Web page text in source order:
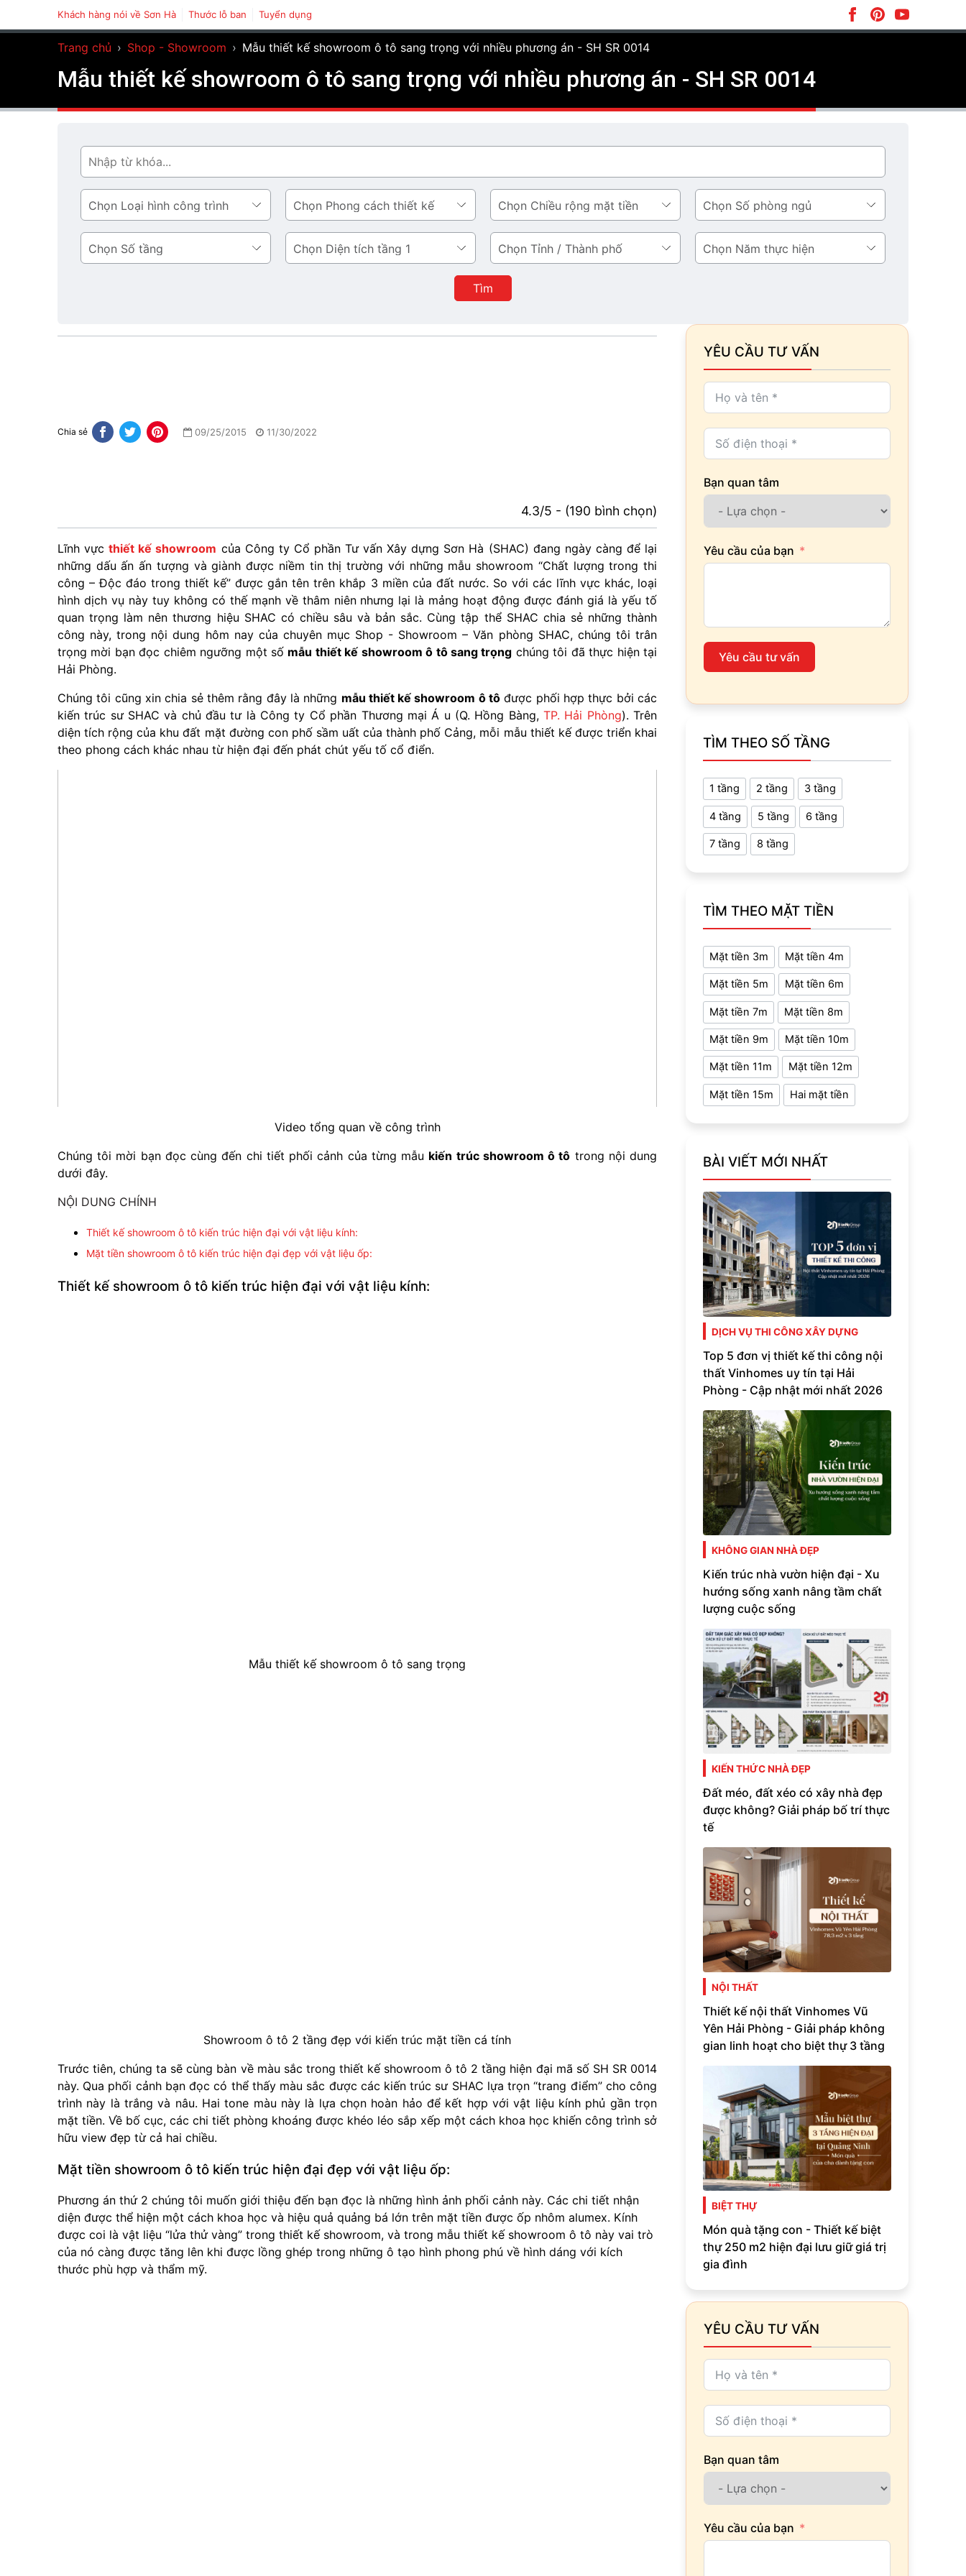
Khách hàng nói về Sơn Hà Thước lỗ ban Tuyển dụng
Trang chủ › Shop - Showroom › Mẫu thiết kế showroom ô tô sang trọng với nhiều phương án - SH SR 0014
Mẫu thiết kế showroom ô tô sang trọng với nhiều phương án - SH SR 0014
Tìm
Loại
hình
công
trình
Phong
cách
thiết
kế
Chiều
rộng
mặt
tiền
Số
phòng
ngủ
Số
tầng
Diện
tích
Tỉnh
/
Thành
phố
Năm
thực
Tìm
Chia sẻ 09/25/2015 11/30/2022
4.3/5 - (190 bình chọn)
Lĩnh vựcthiết kế showroom của Công ty Cổ phần Tư vấn Xây dựng Sơn Hà (SHAC) đang ngày càng để lại
những dấu ấn ấn tượng và giành được niềm tin thị trường với những mẫu showroom “Chất lượng trong thi
công – Độc đáo trong thiết kế” được gắn tên trên khắp 3 miền của đất nước. So với các lĩnh vực khác, loại
hình dịch vụ này tuy không có thế mạnh về thâm niên nhưng lại là mảng hoạt động được đánh giá là yếu tố
quan trọng làm nên thương hiệu SHAC có chiều sâu và bản sắc. Cùng tập thể SHAC chia sẻ những thành
công này, trong nội dung hôm nay của chuyên mục Shop - Showroom – Văn phòng SHAC, chúng tôi trân
trọng mời bạn đọc chiêm ngưỡng một số mẫu thiết kế showroom ô tô sang trọng chúng tôi đã thực hiện tại
Hải Phòng.
Chúng tôi cũng xin chia sẻ thêm rằng đây là những mẫu thiết kế showroom ô tô được phối hợp thực bởi các
kiến trúc sư SHAC và chủ đầu tư là Công ty Cổ phần Thương mại Á u (Q. Hồng Bàng, TP. Hải Phòng). Trên
diện tích rộng của khu đất mặt đường con phố sầm uất của thành phố Cảng, mỗi mẫu thiết kế được triển khai
theo phong cách khác nhau từ hiện đại đến phát chút yếu tố cổ điển.
Video tổng quan về công trình
Chúng tôi mời bạn đọc cùng đến chi tiết phối cảnh của từng mẫu kiến trúc showroom ô tô trong nội dung
dưới đây.
NỘI DUNG CHÍNH
Thiết kế showroom ô tô kiến trúc hiện đại với vật liệu kính:
Mặt tiền showroom ô tô kiến trúc hiện đại đẹp với vật liệu ốp:
Thiết kế showroom ô tô kiến trúc hiện đại với vật liệu kính:
Mẫu thiết kế showroom ô tô sang trọng
Showroom ô tô 2 tầng đẹp với kiến trúc mặt tiền cá tính
Trước tiên, chúng ta sẽ cùng bàn về màu sắc trong thiết kế showroom ô tô 2 tầng hiện đại mã số SH SR 0014
này. Qua phối cảnh bạn đọc có thể thấy màu sắc được các kiến trúc sư SHAC lựa trọn “trang điểm” cho công
trình này là trắng và nâu. Hai tone màu này là lựa chọn hoàn hảo để kết hợp với vật liệu kính phủ gần trọn
mặt tiền. Về bố cục, các chi tiết phòng khoáng được khéo léo sắp xếp một cách khoa học khiến công trình sở
hữu view đẹp từ cả hai chiều.
Mặt tiền showroom ô tô kiến trúc hiện đại đẹp với vật liệu ốp:
Phương án thứ 2 chúng tôi muốn giới thiệu đến bạn đọc là những hình ảnh phối cảnh này. Các chi tiết nhận
diện được thể hiện một cách khoa học và hiệu quả quảng bá lớn trên mặt tiền được ốp nhôm alumex. Kính
được coi là vật liệu “lửa thử vàng” trong thiết kế showroom, và trong mẫu thiết kế showroom ô tô này vai trò
của nó càng được tăng lên khi được lồng ghép trong những ô tạo hình phong phú về hình dáng với kích
thước phù hợp và thẩm mỹ.
YÊU CẦU TƯ VẤN
Bạn quan tâm
Yêu cầu của bạn
Yêu cầu tư vấn
TÌM THEO SỐ TẦNG
1 tầng 2 tầng 3 tầng
4 tầng 5 tầng 6 tầng
7 tầng 8 tầng
TÌM THEO MẶT TIỀN
Mặt tiền 3m Mặt tiền 4m
Mặt tiền 5m Mặt tiền 6m
Mặt tiền 7m Mặt tiền 8m
Mặt tiền 9m Mặt tiền 10m
Mặt tiền 11m Mặt tiền 12m
Mặt tiền 15m Hai mặt tiền
BÀI VIẾT MỚI NHẤT
DỊCH VỤ THI CÔNG XÂY DỰNG
Top 5 đơn vị thiết kế thi công nội
thất Vinhomes uy tín tại Hải
Phòng - Cập nhật mới nhất 2026
KHÔNG GIAN NHÀ ĐẸP
Kiến trúc nhà vườn hiện đại - Xu
hướng sống xanh nâng tầm chất
lượng cuộc sống
KIẾN THỨC NHÀ ĐẸP
Đất méo, đất xéo có xây nhà đẹp
được không? Giải pháp bố trí thực
tế
NỘI THẤT
Thiết kế nội thất Vinhomes Vũ
Yên Hải Phòng - Giải pháp không
gian linh hoạt cho biệt thự 3 tầng
BIỆT THỰ
Món quà tặng con - Thiết kế biệt
thự 250 m2 hiện đại lưu giữ giá trị
gia đình
YÊU CẦU TƯ VẤN
Bạn quan tâm
Yêu cầu của bạn